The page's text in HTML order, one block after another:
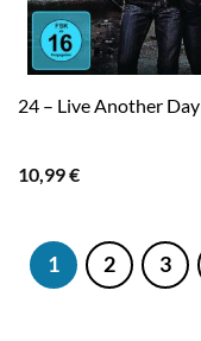
24 – Live Another Day
10,99€
1 2 3